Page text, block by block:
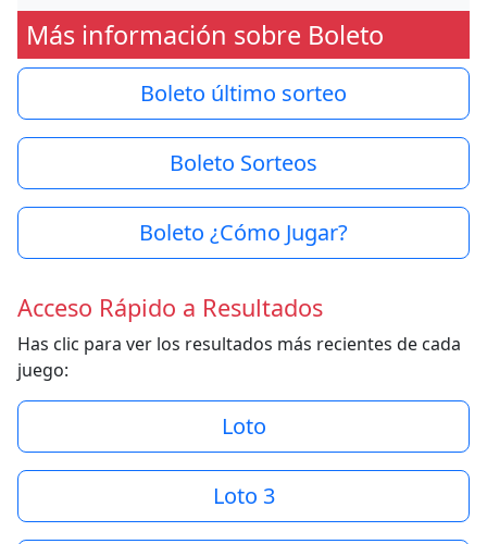
Más información sobre Boleto
Boleto último sorteo
Boleto Sorteos
Boleto ¿Cómo Jugar?
Acceso Rápido a Resultados
Has clic para ver los resultados más recientes de cada
juego:
Loto
Loto 3